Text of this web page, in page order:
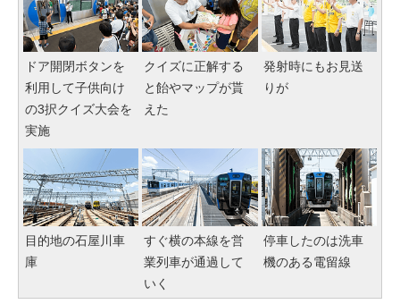
ドア開閉ボタンを
利用して子供向け
の3択クイズ大会を
実施
クイズに正解する
と飴やマップが貰
えた
発射時にもお見送
りが
目的地の石屋川車
庫
すぐ横の本線を営
業列車が通過して
いく
停車したのは洗車
機のある電留線